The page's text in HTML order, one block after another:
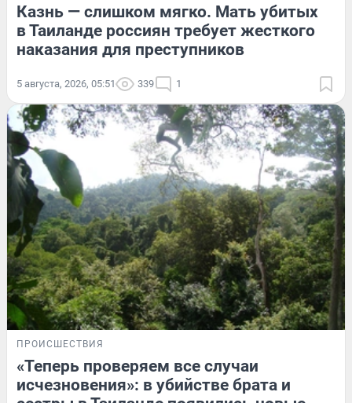
Казнь — слишком мягко. Мать убитых
в Таиланде россиян требует жесткого
наказания для преступников
5 августа, 2026, 05:51 339 1
ПРОИСШЕСТВИЯ
«Теперь проверяем все случаи
исчезновения»: в убийстве брата и